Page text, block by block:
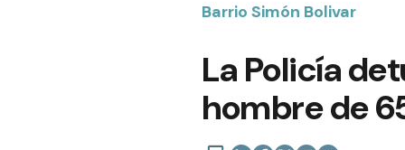
Barrio Simón Bolivar
La Policía
hombre de